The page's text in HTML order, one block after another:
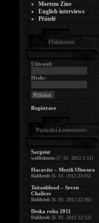
Mortem Zine
English interviews
Přátelé
Přihlášení:
Uživatel:
Heslo:
Registrace
Poslední komentáře:
Sargeist
wolfishness [7. 01. 2012 1:51]
Hacavitz – Meztli Obscura
Dalihrob [6. 01. 2012 23:05]
Teitanblood – Seven
Chalices
Dalihrob [6. 01. 2012 22:36]
Deska roku 2011
Dalihrob [6. 01. 2012 22:12]